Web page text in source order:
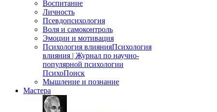
Воспитание
Личность
Псевдопсихология
Воля и самоконтроль
Эмоции и мотивация
Психология влиянияПсихология
влияния | Журнал по научно-
популярной психологии
ПсихоПоиск
Мышление и познание
Мастера